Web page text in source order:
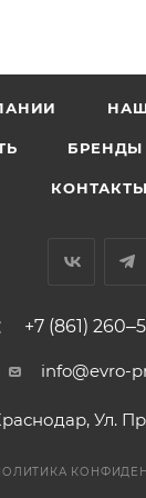
БРЕНДЫ
КОНТАКТЫ
+7 (861)
info@evro-
​Ул.